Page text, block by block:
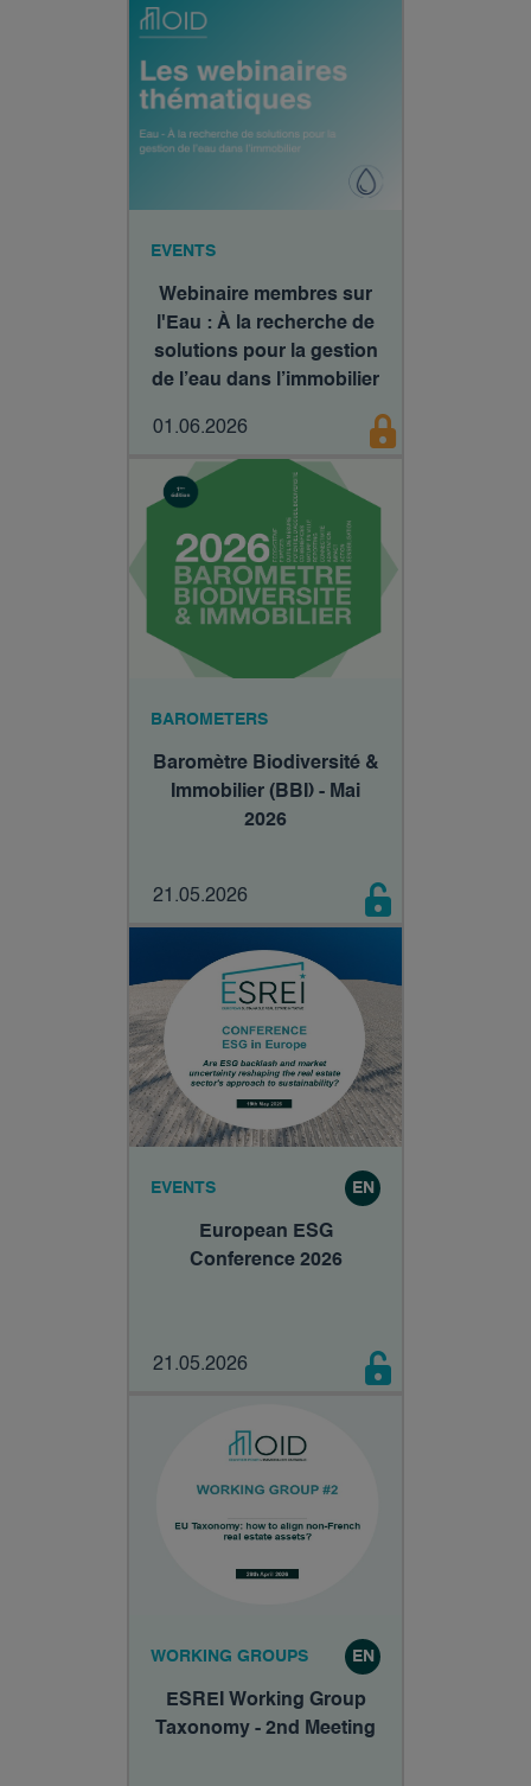
EVENTS
Webinaire membres sur
l'Eau : À la recherche de
solutions pour la gestion
de l’eau dans l’immobilier
01.06.2026
BAROMETERS
Baromètre Biodiversité &
Immobilier (BBI) - Mai
2026
21.05.2026
EVENTS EN
European ESG
Conference 2026
21.05.2026
WORKING GROUPS EN
ESREI Working Group
Taxonomy - 2nd Meeting